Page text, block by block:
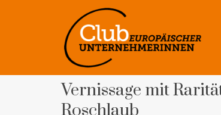
Vernissage mit
Roschlaub